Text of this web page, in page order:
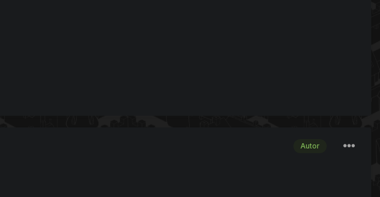
Autor